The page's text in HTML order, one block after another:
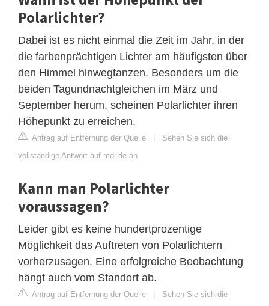
Polarlichter?
Dabei ist es nicht einmal die Zeit im Jahr, in der
die farbenprächtigen Lichter am häufigsten über
den Himmel hinwegtanzen. Besonders um die
beiden Tagundnachtgleichen im März und
September herum, scheinen Polarlichter ihren
Höhepunkt zu erreichen.
Antrag auf Entfernung der Quelle | Sehen Sie sich die
vollständige Antwort auf mdr.de an
Kann man Polarlichter
voraussagen?
Leider gibt es keine hundertprozentige
Möglichkeit das Auftreten von Polarlichtern
vorherzusagen. Eine erfolgreiche Beobachtung
hängt auch vom Standort ab.
Antrag auf Entfernung der Quelle | Sehen Sie sich die